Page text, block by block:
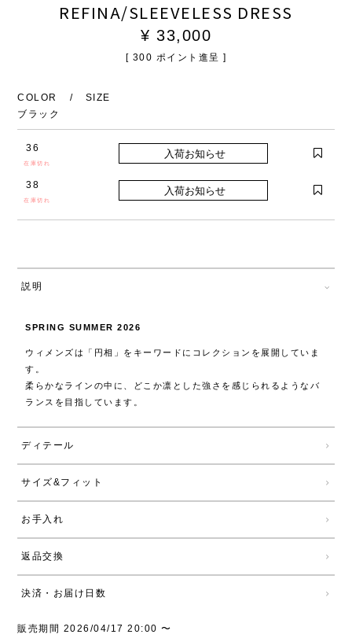
REFINA/SLEEVELESS DRESS
¥ 33,000
[ 300 ポイント進呈 ]
COLOR
SIZE
ブラック
36
在庫切れ
38
在庫切れ
説明
SPRING SUMMER 2026
ウィメンズは「円相」をキーワードにコレクションを展開していま
す。
柔らかなラインの中に、どこか凛とした強さを感じられるようなバ
ランスを目指しています。
ディテール
サイズ&フィット
お手入れ
返品交換
決済・お届け日数
販売期間 2026/04/17 20:00〜